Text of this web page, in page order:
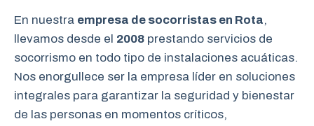
En nuestra empresa de socorristas en Rota,
llevamos desde el 2008 prestando servicios de
socorrismo en todo tipo de instalaciones acuáticas.
Nos enorgullece ser la empresa líder en soluciones
integrales para garantizar la seguridad y bienestar
de las personas en momentos críticos,